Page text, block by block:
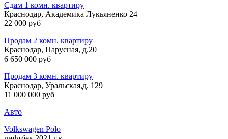
Сдам 1 комн. квартиру
Краснодар, Академика Лукьяненко 24
22 000 руб
Продам 2 комн. квартиру
Краснодар, Парусная, д.20
6 650 000 руб
Продам 3 комн. квартиру
Краснодар, Уральская,д. 129
11 000 000 руб
Авто
Volkswagen Polo